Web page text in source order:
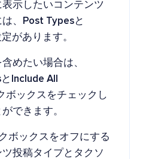
示したいコンテンツ
、
Post Typesと
があります。
めたい場合は、
と Include All
ボックスをチェックし
できます。
ボックスをオフにする
投稿タイプとタクソ